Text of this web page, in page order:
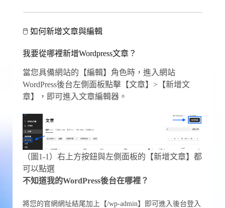
🖱 如何新增文章與編輯
我要從哪裡新增Wordpress文章？
當您具備網站的【編輯】角色時，進入網站
WordPress後台左側面板點擊【文章】>【新增文
章】，即可進入文章編輯器。
（圖1-1）右上方按鈕與左側面板的【新增文章】都
可以點選
不知道我的WordPress後台在哪裡？
將您的官網網址結尾加上【/wp-admin】即可進入後台登入